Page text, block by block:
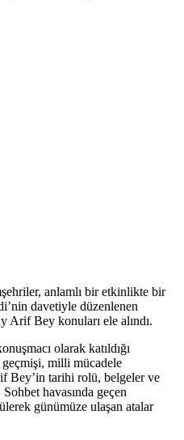
anlamlı bir etkinlikte bir
davetiyle düzenlenen
Arif Bey konuları ele alındı.
olarak katıldığı
milli mücadele
Bey’in tarihi rolü, belgeler ve
Sohbet havasında geçen
günümüze ulaşan atalar